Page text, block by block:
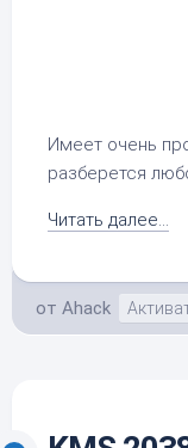
Имеет очень
разберется
Читать далее...
от Ahack